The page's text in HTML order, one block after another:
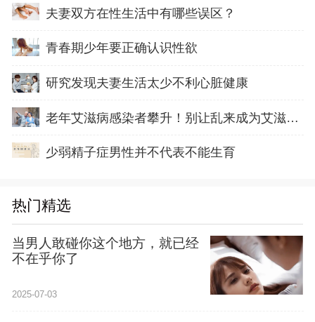
夫妻双方在性生活中有哪些误区？
青春期少年要正确认识性欲
研究发现夫妻生活太少不利心脏健康
老年艾滋病感染者攀升！别让乱来成为艾滋温床
少弱精子症男性并不代表不能生育
热门精选
当男人敢碰你这个地方，就已经
不在乎你了
2025-07-03